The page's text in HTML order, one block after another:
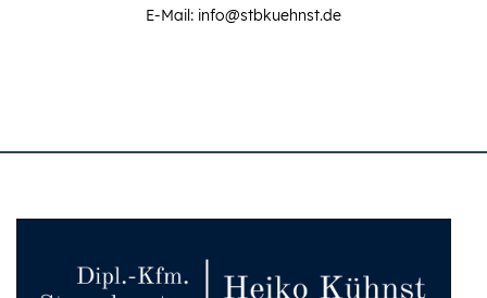
E-Mail: info@stbkuehnst.de